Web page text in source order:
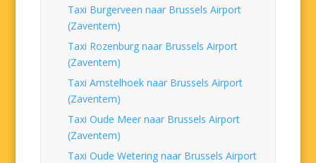
Taxi Burgerveen naar Brussels Airport
(Zaventem)
Taxi Rozenburg naar Brussels Airport
(Zaventem)
Taxi Amstelhoek naar Brussels Airport
(Zaventem)
Taxi Oude Meer naar Brussels Airport
(Zaventem)
Taxi Oude Wetering naar Brussels Airport